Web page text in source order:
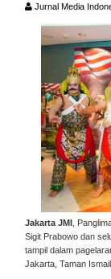
Jurnal Media
Jakarta JMI ,
Sigit Prabowo dan
tampil dalam
Jakarta, Taman